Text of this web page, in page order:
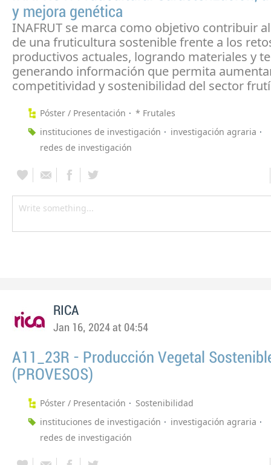
y mejora genética
INAFRUT se marca como objetivo contribuir
de una fruticultura sostenible frente a los
productivos actuales, logrando materiales y
generando información que permita
competitividad y sostenibilidad del sector
Póster / Presentación
* Frutales
instituciones de investigación
investigación agraria
redes de investigación
RICA
Jan 16, 2024 at 04:54
A11_23R - Producción Vegetal
(PROVESOS)
Póster / Presentación
Sostenibilidad
instituciones de investigación
investigación agraria
redes de investigación